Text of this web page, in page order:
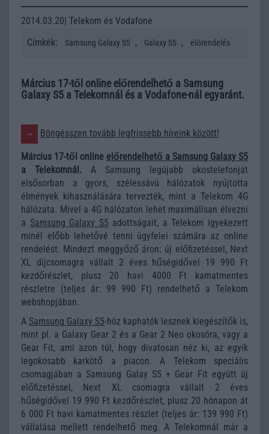
2014.03.20| Telekom és Vodafone
Címkék:
Samsung Galaxy S5 , Galaxy S5 , előrendelés
Március 17-től online előrendelhető a Samsung
Galaxy S5 a Telekomnál és a Vodafone-nál egyaránt.
Böngésszen tovább legfrissebb híreink között!
Március 17-től online előrendelhető a Samsung Galaxy S5
a Telekomnál. A Samsung legújabb okostelefonját
elsősorban a gyors, szélessávú hálózatok nyújtotta
élmények kihasználására tervezték, mint a Telekom 4G
hálózata. Mivel a 4G hálózaton lehet maximálisan élvezni
a Samsung Galaxy S5 adottságait, a Telekom igyekezett
minél előbb lehetővé tenni ügyfelei számára az online
rendelést. Mindezt meggyőző áron: új előfizetéssel, Next
XL díjcsomagra vállalt 2 éves hűségidővel 19 990 Ft
kezdőrészlet, plusz 20 havi 4000 Ft kamatmentes
részletre (teljes ár: 99 990 Ft) rendelhető a Telekom
webshopjában.
A Samsung Galaxy S5-höz kaphatók lesznek kiegészítők is,
mint pl. a Galaxy Gear 2 és a Gear 2 Neo okosóra, vagy a
Gear Fit, ami azon túl, hogy divatosan néz ki, az egyik
legokosabb karkötő a piacon. A Telekom speciális
csomagjában a Samsung Galay S5 + Gear Fit együtt új
előfizetéssel, Next XL csomagra vállalt 2 éves
hűségidővel 19 990 Ft kezdőrészlet, plusz 20 hónapon át
6 000 Ft havi kamatmentes részlet (teljes ár: 139 990 Ft)
vállalása mellett rendelhető meg. A Telekomnál már a